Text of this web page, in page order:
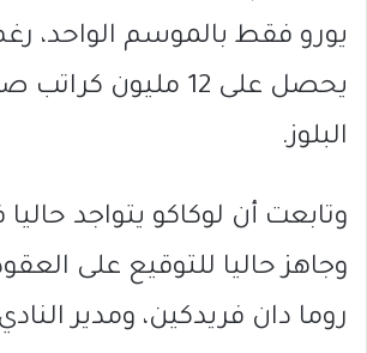
يورو فقط بالموسم الواحد،
يحصل على 12 مليون
البلوز.
وتابعت أن لوكاكو يتواجد حاليا
وجاهز حاليا للتوقيع على
روما دان فريدكين، ومدير